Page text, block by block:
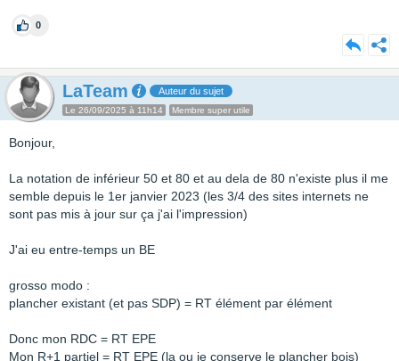
0
LaTeam Auteur du sujet
Le 26/09/2025 à 11h14 Membre super utile
Bonjour,
La notation de inférieur 50 et 80 et au dela de 80 n'existe plus il me
semble depuis le 1er janvier 2023 (les 3/4 des sites internets ne
sont pas mis à jour sur ça j'ai l'impression)
J'ai eu entre-temps un BE
grosso modo :
plancher existant (et pas SDP) = RT élément par élément
Donc mon RDC = RT EPE
Mon R+1 partiel = RT EPE (la ou je conserve le plancher bois)